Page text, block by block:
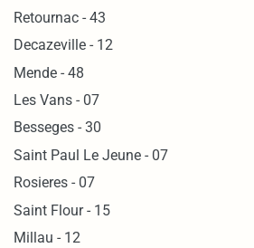
Retournac - 43
Decazeville - 12
Mende - 48
Les Vans - 07
Besseges - 30
Saint Paul Le Jeune - 07
Rosieres - 07
Saint Flour - 15
Millau - 12